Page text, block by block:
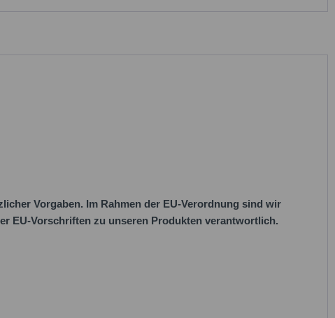
Vorgaben. Im Rahmen der EU-Verordnung sind wir
EU-Vorschriften zu unseren Produkten verantwortlich.